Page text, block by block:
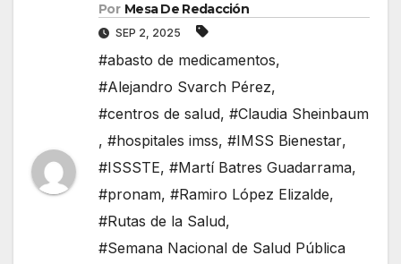
Por Mesa De Redacción
SEP 2, 2025
#abasto de medicamentos,
#Alejandro Svarch Pérez,
#centros de salud, #Claudia Sheinbaum
, #hospitales imss, #IMSS Bienestar,
#ISSSTE, #Martí Batres Guadarrama,
#pronam, #Ramiro López Elizalde,
#Rutas de la Salud,
#Semana Nacional de Salud Pública